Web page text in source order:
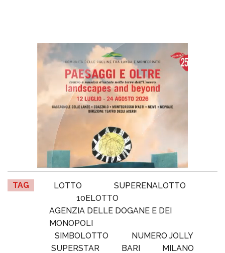
TAG LOTTO
SUPERENALOTTO
10ELOTTO
AGENZIA DELLE DOGANE E DEI
MONOPOLI
SIMBOLOTTO
NUMERO JOLLY
SUPERSTAR
BARI MILANO